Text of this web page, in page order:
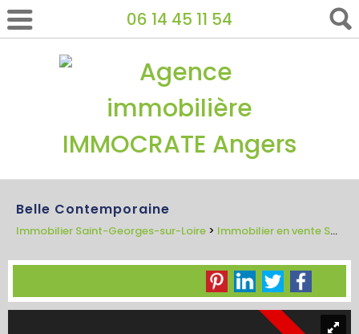
06 14 45 11 54
Belle Contemporaine
Immobilier Saint-Georges-sur-Loire > Immobilier en vente Saint-Georges-sur-Loire